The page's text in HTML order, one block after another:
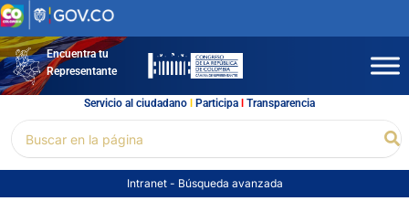
Ir
al
contenidoEncuentra tu
Representante
Servicio al ciudadano l Participal Transparencia
por:
Intranet - Búsqueda avanzada